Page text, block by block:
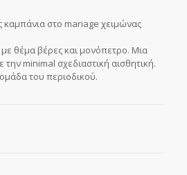
καμπάνια στο mariage χειμώνας
θέμα βέρες και μονόπετρο. Μια
minimal σχεδιαστική αισθητική.
του περιοδικού.